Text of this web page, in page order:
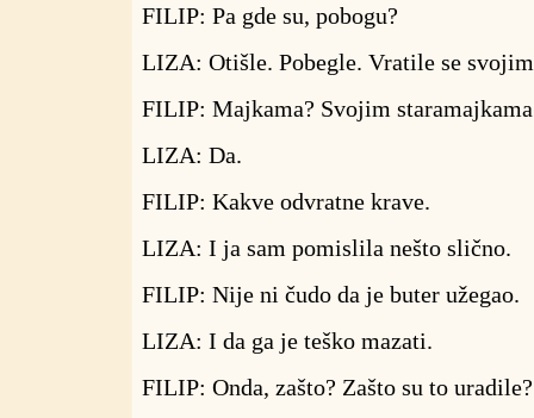
FILIP: Pa gde su, pobogu?
LIZA: Otišle. Pobegle. Vratile se
FILIP: Majkama? Svojim
LIZA: Da.
FILIP: Kakve odvratne krave.
LIZA: I ja sam pomislila nešto slično.
FILIP: Nije ni čudo da je buter užegao.
LIZA: I da ga je teško mazati.
FILIP: Onda, zašto? Zašto su to